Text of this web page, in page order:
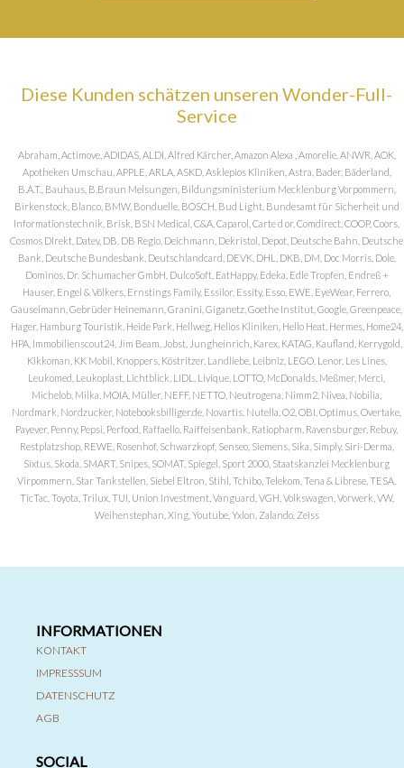
Diese Kunden schätzen unseren Wonder-Full-
Service
Abraham, Actimove, ADIDAS, ALDI, Alfred Kärcher, Amazon Alexa , Amorelie, ANWR, AOK,
Apotheken Umschau, APPLE, ARLA, ASKD, Asklepios Kliniken, Astra, Bader, Bäderland,
B.A.T., Bauhaus, B.Braun Melsungen, Bildungsministerium Mecklenburg Vorpommern,
Birkenstock, Blanco, BMW, Bonduelle, BOSCH, Bud Light, Bundesamt für Sicherheit und
Informationstechnik, Brisk, BSN Medical, C&A, Caparol, Carte d or, Comdirect, COOP, Coors,
Cosmos DIrekt, Datev, DB, DB Regio, Deichmann, Dekristol, Depot, Deutsche Bahn, Deutsche
Bank, Deutsche Bundesbank, Deutschlandcard, DEVK, DHL, DKB, DM, Doc Morris, Dole,
Dominos, Dr. Schumacher GmbH, DulcoSoft, EatHappy, Edeka, Edle Tropfen, Endreß +
Hauser, Engel & Völkers, Ernstings Family, Essilor, Essity, Esso, EWE, EyeWear, Ferrero,
Gauselmann, Gebrüder Heinemann, Granini, Giganetz, Goethe Institut, Google, Greenpeace,
Hager, Hamburg Touristik, Heide Park, Hellweg, Helios Kliniken, Hello Heat, Hermes, Home24,
HPA, Immobilienscout24, Jim Beam, Jobst, Jungheinrich, Karex, KATAG, Kaufland, Kerrygold,
Kikkoman, KK Mobil, Knoppers, Köstritzer, Landliebe, Leibniz, LEGO, Lenor, Les Lines,
Leukomed, Leukoplast, Lichtblick, LIDL, Livique, LOTTO, McDonalds, Meßmer, Merci,
Michelob, Milka, MOIA, Müller, NEFF, NETTO, Neutrogena, Nimm2, Nivea, Nobilia,
Nordmark, Nordzucker, Notebooksbilliger.de, Novartis, Nutella, O2, OBI, Optimus, Overtake,
Payever, Penny, Pepsi, Perfood, Raffaello, Raiffeisenbank, Ratiopharm, Ravensburger, Rebuy,
Restplatzshop, REWE, Rosenhof, Schwarzkopf, Senseo, Siemens, Sika, Simply, Siri-Derma,
Sixtus, Skoda, SMART, Snipes, SOMAT, Spiegel, Sport 2000, Staatskanzlei Mecklenburg
Virpommern, Star Tankstellen, Siebel Eltron, Stihl, Tchibo, Telekom, Tena & Librese, TESA,
TicTac, Toyota, Trilux, TUI, Union Investment, Vanguard, VGH, Volkswagen, Vorwerk, VW,
Weihenstephan, Xing, Youtube, Yxlon, Zalando, Zeiss
INFORMATIONEN
KONTAKT
IMPRESSSUM
DATENSCHUTZ
AGB
SOCIAL